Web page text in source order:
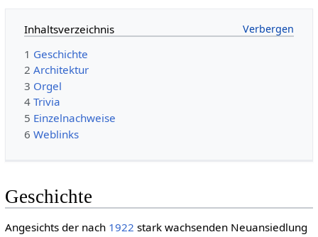
Inhaltsverzeichnis
1 Geschichte
2 Architektur
3 Orgel
4 Trivia
5 Einzelnachweise
6 Weblinks
Geschichte
Angesichts der nach 1922 stark wachsenden Neuansiedlung